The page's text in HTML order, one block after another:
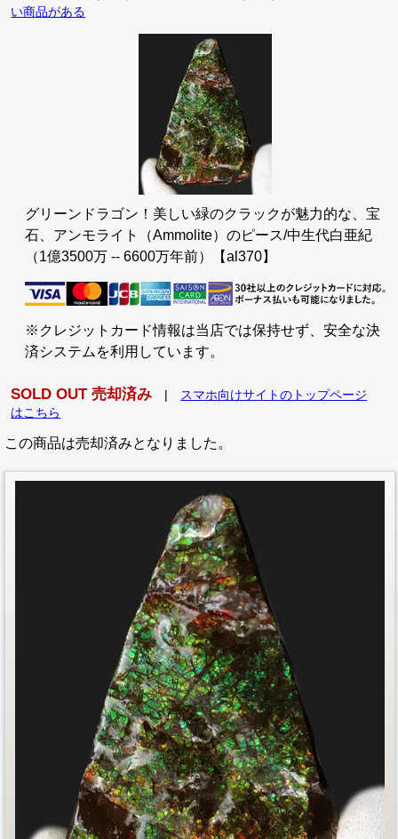
い商品がある
グリーンドラゴン！美しい緑のクラックが魅力的な、宝
石、アンモライト（Ammolite）のピース/中生代白亜紀
（1億3500万 -- 6600万年前）【al370】
※クレジットカード情報は当店では保持せず、安全な決
済システムを利用しています。
SOLD OUT 売却済み
スマホ向けサイトのトップページ
はこちら
この商品は売却済みとなりました。